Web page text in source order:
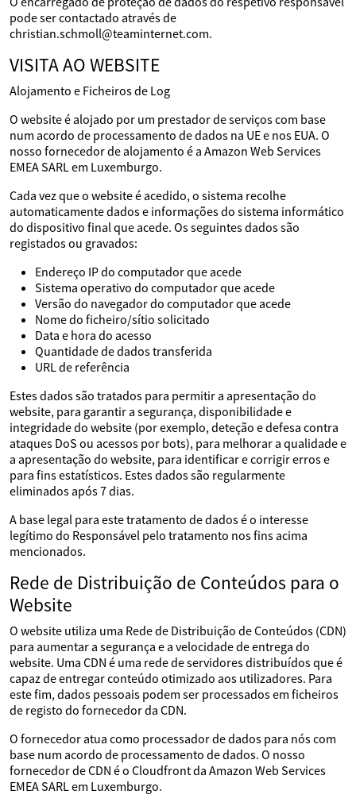
pode ser contactado através de
christian.schmoll@teaminternet.com.
VISITA AO WEBSITE
Alojamento e Ficheiros de Log
O website é alojado por um prestador de serviços com base
num acordo de processamento de dados na UE e nos EUA. O
nosso fornecedor de alojamento é a Amazon Web Services
EMEA SARL em Luxemburgo.
Cada vez que o website é acedido, o sistema recolhe
automaticamente dados e informações do sistema informático
do dispositivo final que acede. Os seguintes dados são
registados ou gravados:
Endereço IP do computador que acede
Sistema operativo do computador que acede
Versão do navegador do computador que acede
Nome do ficheiro/sítio solicitado
Data e hora do acesso
Quantidade de dados transferida
URL de referência
Estes dados são tratados para permitir a apresentação do
website, para garantir a segurança, disponibilidade e
integridade do website (por exemplo, deteção e defesa contra
ataques DoS ou acessos por bots), para melhorar a qualidade e
a apresentação do website, para identificar e corrigir erros e
para fins estatísticos. Estes dados são regularmente
eliminados após 7 dias.
A base legal para este tratamento de dados é o interesse
legítimo do Responsável pelo tratamento nos fins acima
mencionados.
Rede de Distribuição de Conteúdos para o
Website
O website utiliza uma Rede de Distribuição de Conteúdos (CDN)
para aumentar a segurança e a velocidade de entrega do
website. Uma CDN é uma rede de servidores distribuídos que é
capaz de entregar conteúdo otimizado aos utilizadores. Para
este fim, dados pessoais podem ser processados em ficheiros
de registo do fornecedor da CDN.
O fornecedor atua como processador de dados para nós com
base num acordo de processamento de dados. O nosso
fornecedor de CDN é o Cloudfront da Amazon Web Services
EMEA SARL em Luxemburgo.